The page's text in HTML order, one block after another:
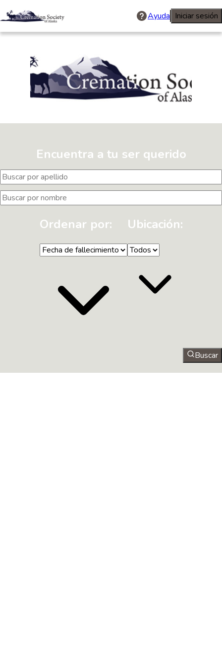
Ayuda Iniciar sesión
Cremation
Encuentra a tu ser querido
Ordenar por: Ubicación:
Buscar